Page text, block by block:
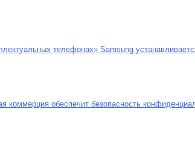
телефонах» Samsung
коммерция обеспечит безопасность